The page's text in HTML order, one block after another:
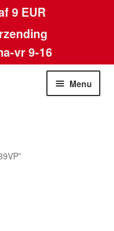
9 EUR
vr 9-16
Menu